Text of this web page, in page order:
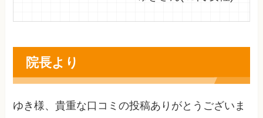
院長より
ゆき様、貴重な口コミの投稿ありがとうございま